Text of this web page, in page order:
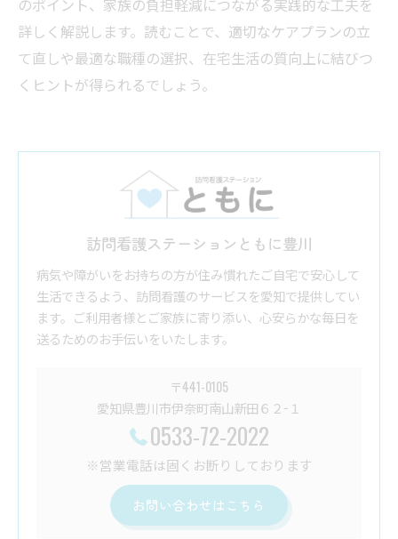
のポイント、家族の負担軽減につながる実践的な工夫を
詳しく解説します。読むことで、適切なケアプランの立
て直しや最適な職種の選択、在宅生活の質向上に結びつ
くヒントが得られるでしょう。
訪問看護ステーションともに豊川
病気や障がいをお持ちの方が住み慣れたご自宅で安心して
生活できるよう、訪問看護のサービスを愛知で提供してい
ます。ご利用者様とご家族に寄り添い、心安らかな毎日を
送るためのお手伝いをいたします。
〒441-0105
愛知県豊川市伊奈町南山新田６２−１
0533-72-2022
※営業電話は固くお断りしております
お問い合わせはこちら